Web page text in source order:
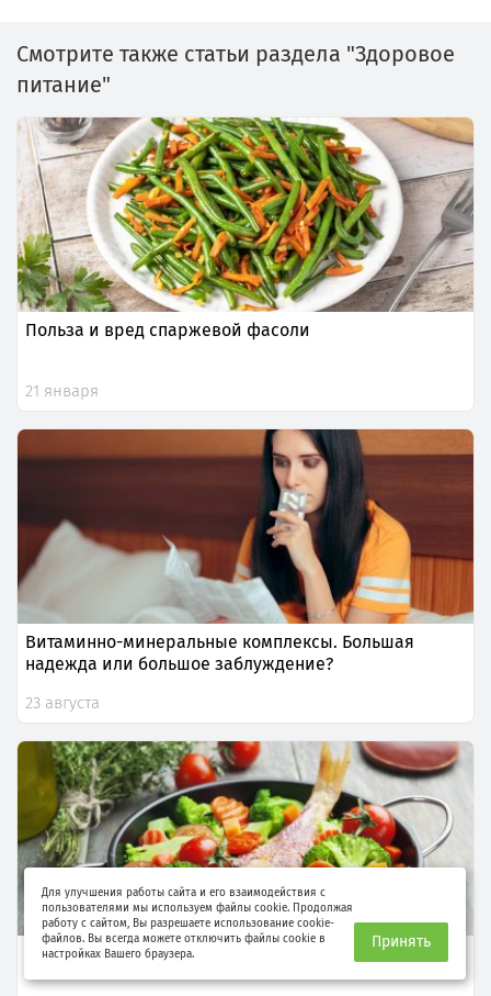
Смотрите также статьи раздела "Здоровое
питание"
Польза и вред спаржевой фасоли
21 января
Витаминно-минеральные комплексы. Большая
надежда или большое заблуждение?
23 августа
Скандинавская диета: топит жир и бережет сердце
Для улучшения работы сайта и его взаимодействия с
пользователями мы используем файлы cookie. Продолжая
работу с сайтом, Вы разрешаете использование cookie-
файлов. Вы всегда можете отключить файлы cookie в
настройках Вашего браузера.
Принять